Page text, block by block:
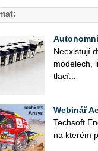
Ne­e­xis­tu­jí
mo­de­lech,
tla­cí...
Webinář
Tech­soft
na kte­rém